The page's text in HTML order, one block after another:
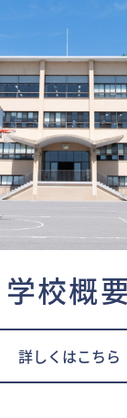
学校概
詳しくはこちら